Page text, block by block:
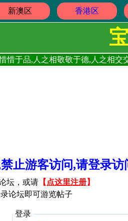
新澳区 香港区
惜于品,人之相敬敬于德,人之相
禁止游客访问,请登录
坛，或请 【 点这里注册】
论坛即可游览帖子
登录